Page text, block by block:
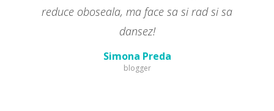
reduce oboseala, ma face sa si rad si sa
dansez!
Simona Preda
blogger